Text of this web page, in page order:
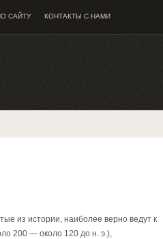
САЙТУ КОНТАКТЫ С НАМИ
из истории, наиболее верно ведут к
200 — около 120 до н. э.),